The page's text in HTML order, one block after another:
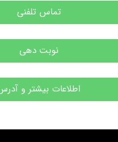
تماس تلفنی
نوبت دهی
اطلاعات بیشتر و آدرس